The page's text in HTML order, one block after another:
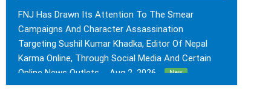
FNJ Has Drawn Its Attention To The Smear
Campaigns And Character Assassination
Targeting Sushil Kumar Khadka, Editor Of Nepal
Karma Online, Through Social Media And Certain
Online News Outlets. - Aug 2, 2026
New